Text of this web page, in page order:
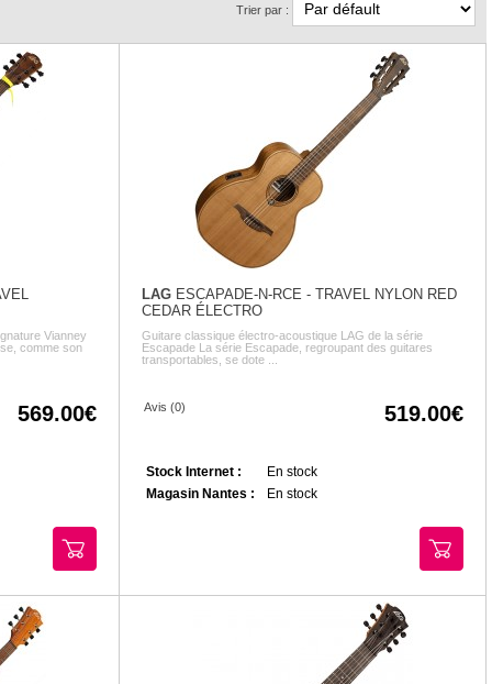
Trier par :
Vianney
comme son
569.00
LAG ESCAPADE-N-RCE - TRAVEL NYLON RED
CEDAR ÉLECTRO
Guitare classique électro-acoustique LAG de la série
Escapade La série Escapade, regroupant des guitares
transportables, se dote ...
Avis (0) 519.00
Stock Internet :
En stock
Magasin Nantes :
En stock